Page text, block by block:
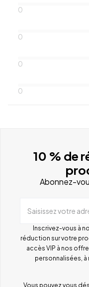
0
0
0
0
10 % de
Abonnez-
Saisissez votre
Inscrivez-vous à
réduction sur votre
accès VIP à nos
personnalisées,
Vous pouvez vous